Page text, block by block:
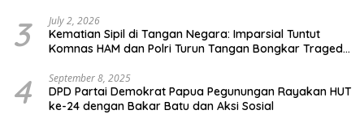
3 July 2, 2026
Kematian Sipil di Tangan Negara: Imparsial Tuntut
Komnas HAM dan Polri Turun Tangan Bongkar Tragedi
4 September 8, 2025
DPD Partai Demokrat Papua Pegunungan Rayakan HUT
ke-24 dengan Bakar Batu dan Aksi Sosial